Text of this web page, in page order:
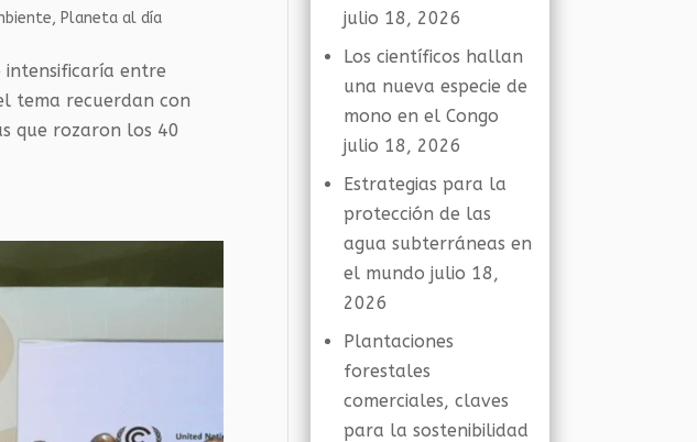
,Planeta al día
intensificaría entre
tema recuerdan con
que rozaron los 40
julio 18, 2026
Los científicos hallan
una nueva especie de
mono en el Congo
julio 18, 2026
Estrategias para la
protección de las
agua subterráneas en
el mundo julio 18,
2026
Plantaciones
forestales
comerciales, claves
para la sostenibilidad